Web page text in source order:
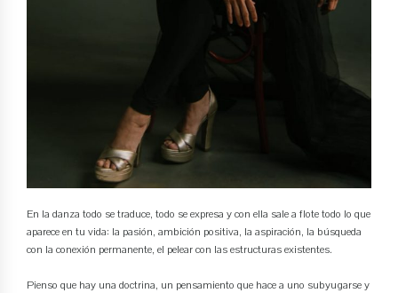
En la danza todo se traduce, todo se expresa y con ella sale a flote todo lo que
aparece en tu vida: la pasión, ambición positiva, la aspiración, la búsqueda
con la conexión permanente, el pelear con las estructuras existentes.
Pienso que hay una doctrina, un pensamiento que hace a uno subyugarse y